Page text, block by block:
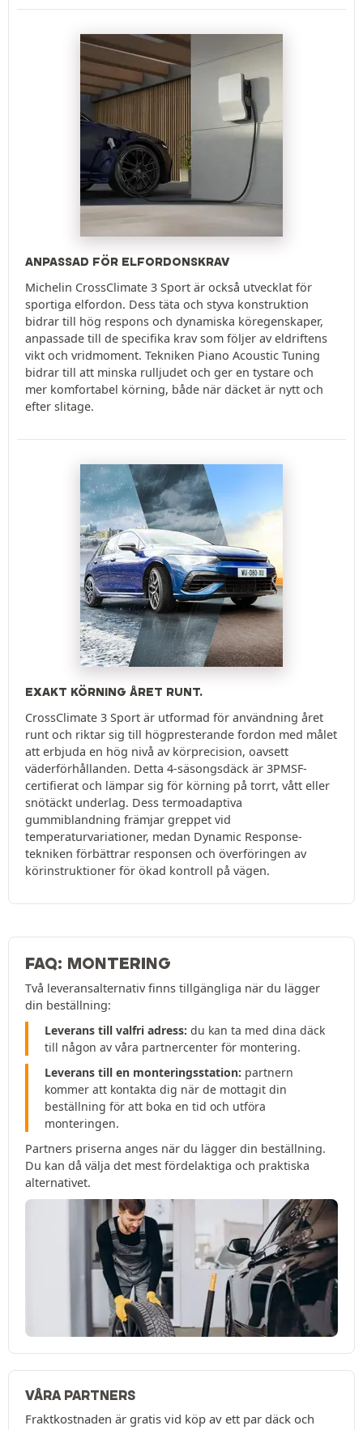
ANPASSAD FÖR ELFORDONSKRAV
Michelin CrossClimate 3 Sport är också utvecklat för
sportiga elfordon. Dess täta och styva konstruktion
bidrar till hög respons och dynamiska köregenskaper,
anpassade till de specifika krav som följer av eldriftens
vikt och vridmoment. Tekniken Piano Acoustic Tuning
bidrar till att minska rulljudet och ger en tystare och
mer komfortabel körning, både när däcket är nytt och
efter slitage.
EXAKT KÖRNING ÅRET RUNT.
CrossClimate 3 Sport är utformad för användning året
runt och riktar sig till högpresterande fordon med målet
att erbjuda en hög nivå av körprecision, oavsett
väderförhållanden. Detta 4-säsongsdäck är 3PMSF-
certifierat och lämpar sig för körning på torrt, vått eller
snötäckt underlag. Dess termoadaptiva
gummiblandning främjar greppet vid
temperaturvariationer, medan Dynamic Response-
tekniken förbättrar responsen och överföringen av
körinstruktioner för ökad kontroll på vägen.
FAQ: MONTERING
Två leveransalternativ finns tillgängliga när du lägger
din beställning:
Leverans till valfri adress: du kan ta med dina däck
till någon av våra partnercenter för montering.
Leverans till en monteringsstation: partnern
kommer att kontakta dig när de mottagit din
beställning för att boka en tid och utföra
monteringen.
Partners priserna anges när du lägger din beställning.
Du kan då välja det mest fördelaktiga och praktiska
alternativet.
VÅRA PARTNERS
Fraktkostnaden är gratis vid köp av ett par däck och